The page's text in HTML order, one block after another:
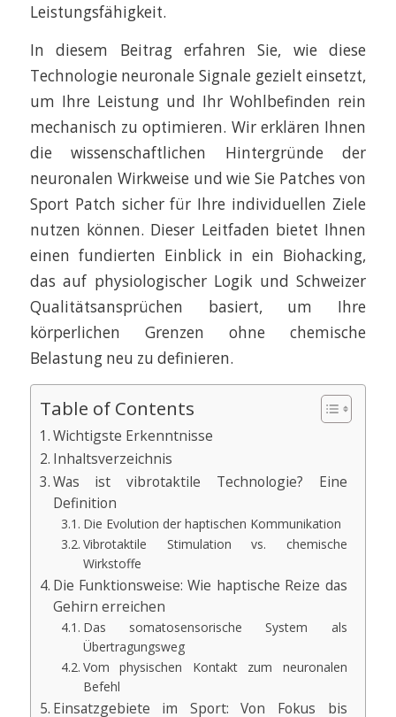
Leistungsfähigkeit.
In diesem Beitrag erfahren Sie, wie diese
Technologie neuronale Signale gezielt einsetzt,
um Ihre Leistung und Ihr Wohlbefinden rein
mechanisch zu optimieren. Wir erklären Ihnen
die wissenschaftlichen Hintergründe der
neuronalen Wirkweise und wie Sie Patches von
Sport Patch sicher für Ihre individuellen Ziele
nutzen können. Dieser Leitfaden bietet Ihnen
einen fundierten Einblick in ein Biohacking,
das auf physiologischer Logik und Schweizer
Qualitätsansprüchen basiert, um Ihre
körperlichen Grenzen ohne chemische
Belastung neu zu definieren.
Table of Contents
Wichtigste Erkenntnisse
Inhaltsverzeichnis
Was ist vibrotaktile Technologie? Eine
Definition
Die Evolution der haptischen Kommunikation
Vibrotaktile Stimulation vs. chemische
Wirkstoffe
Die Funktionsweise: Wie haptische Reize das
Gehirn erreichen
Das somatosensorische System als
Übertragungsweg
Vom physischen Kontakt zum neuronalen
Befehl
Einsatzgebiete im Sport: Von Fokus bis